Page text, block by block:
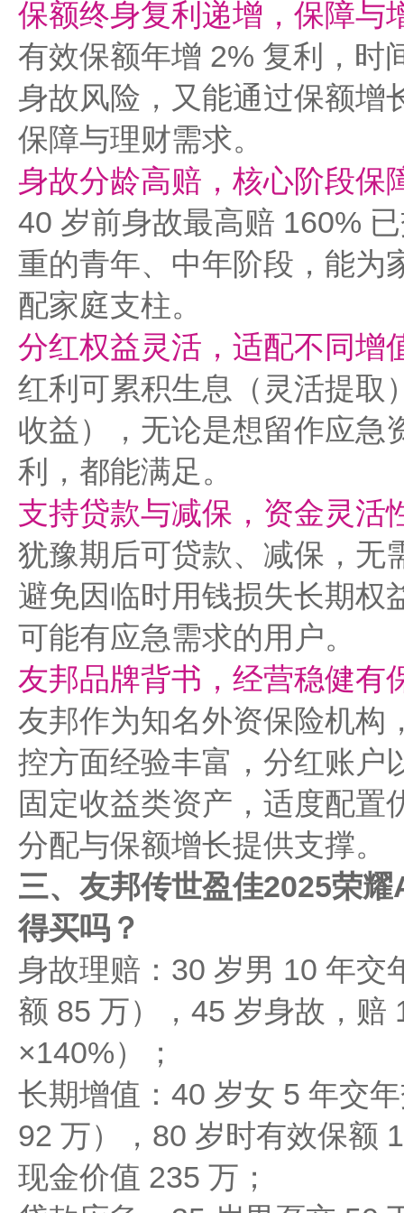
保额终身复利递增，保障与
有效保额年增 2% 复利，时
身故风险，又能通过保额增
保障与理财需求。​
身故分龄高赔，核心阶段保
40 岁前身故最高赔 160%
重的青年、中年阶段，能为
配家庭支柱。​
分红权益灵活，适配不同增
红利可累积生息（灵活提取
收益），无论是想留作应急
利，都能满足。​
支持贷款与减保，资金灵活
犹豫期后可贷款、减保，无
避免因临时用钱损失长期权
可能有应急需求的用户。​
友邦品牌背书，经营稳健有
友邦作为知名外资保险机构
控方面经验丰富，分红账户
固定收益类资产，适度配置
分配与保额增长提供支撑。
三、友邦传世盈佳2025荣
得买吗？
身故理赔：30 岁男 10 年交
额 85 万），45 岁身故，赔
×140%）；
长期增值：40 岁女 5 年交
92 万），80 岁时有效保额
现金价值 235 万；